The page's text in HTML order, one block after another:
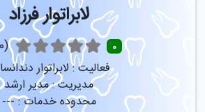
لابراتوار فرزاد
0
(0 نظر)
فعالیت :لابراتوار
مدیریت :مدیر ارشد
محدوده خدمات :---